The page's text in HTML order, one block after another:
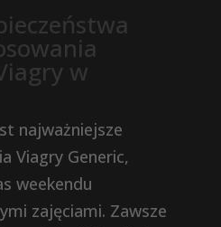
w
najważniejsze
Viagry Generic,
weekendu
zajęciami. Zawsze